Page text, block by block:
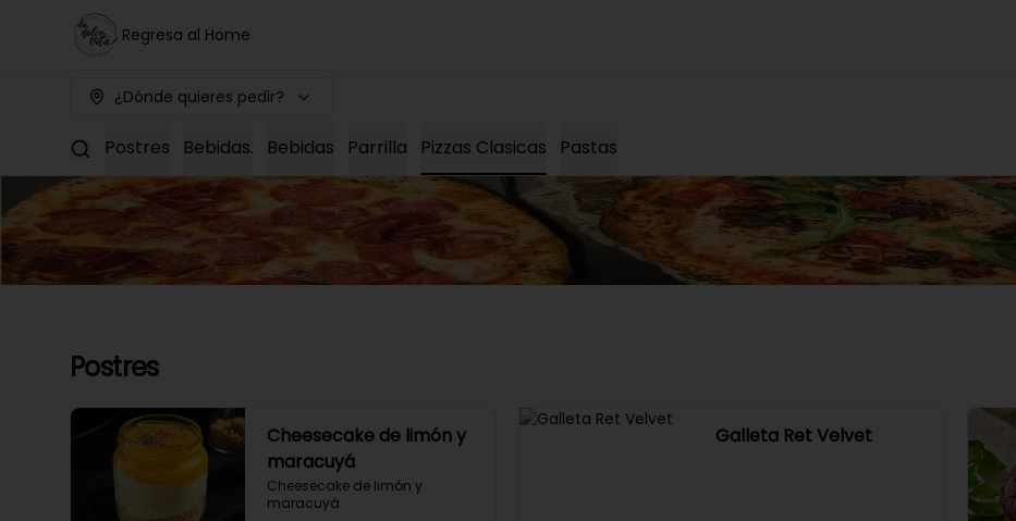
Regresa al Home
¿Dónde quieres pedir?
Postres Bebidas. Bebidas Parrilla Pizzas Clasicas Pastas
Postres
Cheesecake de limón y
maracuyá
Cheesecake de limón y
maracuyá
Galleta Ret Velvet